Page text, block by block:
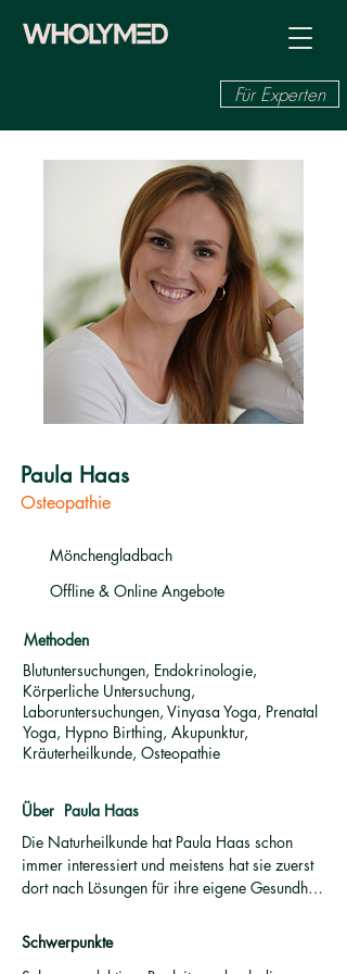
Für Experten
Paula Haas
Osteopathie
Mönchengladbach
Offline & Online Angebote
Methoden
Blutuntersuchungen, Endokrinologie,
Körperliche Untersuchung,
Laboruntersuchungen, Vinyasa Yoga, Prenatal
Yoga, Hypno Birthing, Akupunktur,
Kräuterheilkunde, Osteopathie
Über Paula Haas
Die Naturheilkunde hat Paula Haas schon
immer interessiert und meistens hat sie zuerst
dort nach Lösungen für ihre eigene Gesundheit
Tochter gab es für Paula Haas kein Züruck
mehr – sie wusste, sie wird Heilpraktikerin.
Schwerpunkte